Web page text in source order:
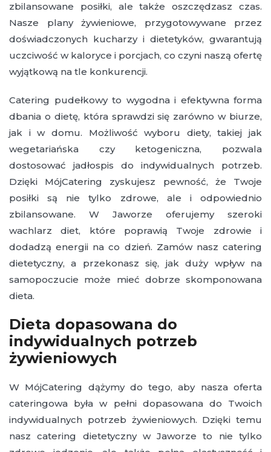
zbilansowane posiłki, ale także oszczędzasz czas.
Nasze plany żywieniowe, przygotowywane przez
doświadczonych kucharzy i dietetyków, gwarantują
uczciwość w kaloryce i porcjach, co czyni naszą ofertę
wyjątkową na tle konkurencji.
Catering pudełkowy to wygodna i efektywna forma
dbania o dietę, która sprawdzi się zarówno w biurze,
jak i w domu. Możliwość wyboru diety, takiej jak
wegetariańska czy ketogeniczna, pozwala
dostosować jadłospis do indywidualnych potrzeb.
Dzięki MójCatering zyskujesz pewność, że Twoje
posiłki są nie tylko zdrowe, ale i odpowiednio
zbilansowane. W Jaworze oferujemy szeroki
wachlarz diet, które poprawią Twoje zdrowie i
dodadzą energii na co dzień. Zamów nasz catering
dietetyczny, a przekonasz się, jak duży wpływ na
samopoczucie może mieć dobrze skomponowana
dieta.
Dieta dopasowana do
indywidualnych potrzeb
żywieniowych
W MójCatering dążymy do tego, aby nasza oferta
cateringowa była w pełni dopasowana do Twoich
indywidualnych potrzeb żywieniowych. Dzięki temu
nasz catering dietetyczny w Jaworze to nie tylko